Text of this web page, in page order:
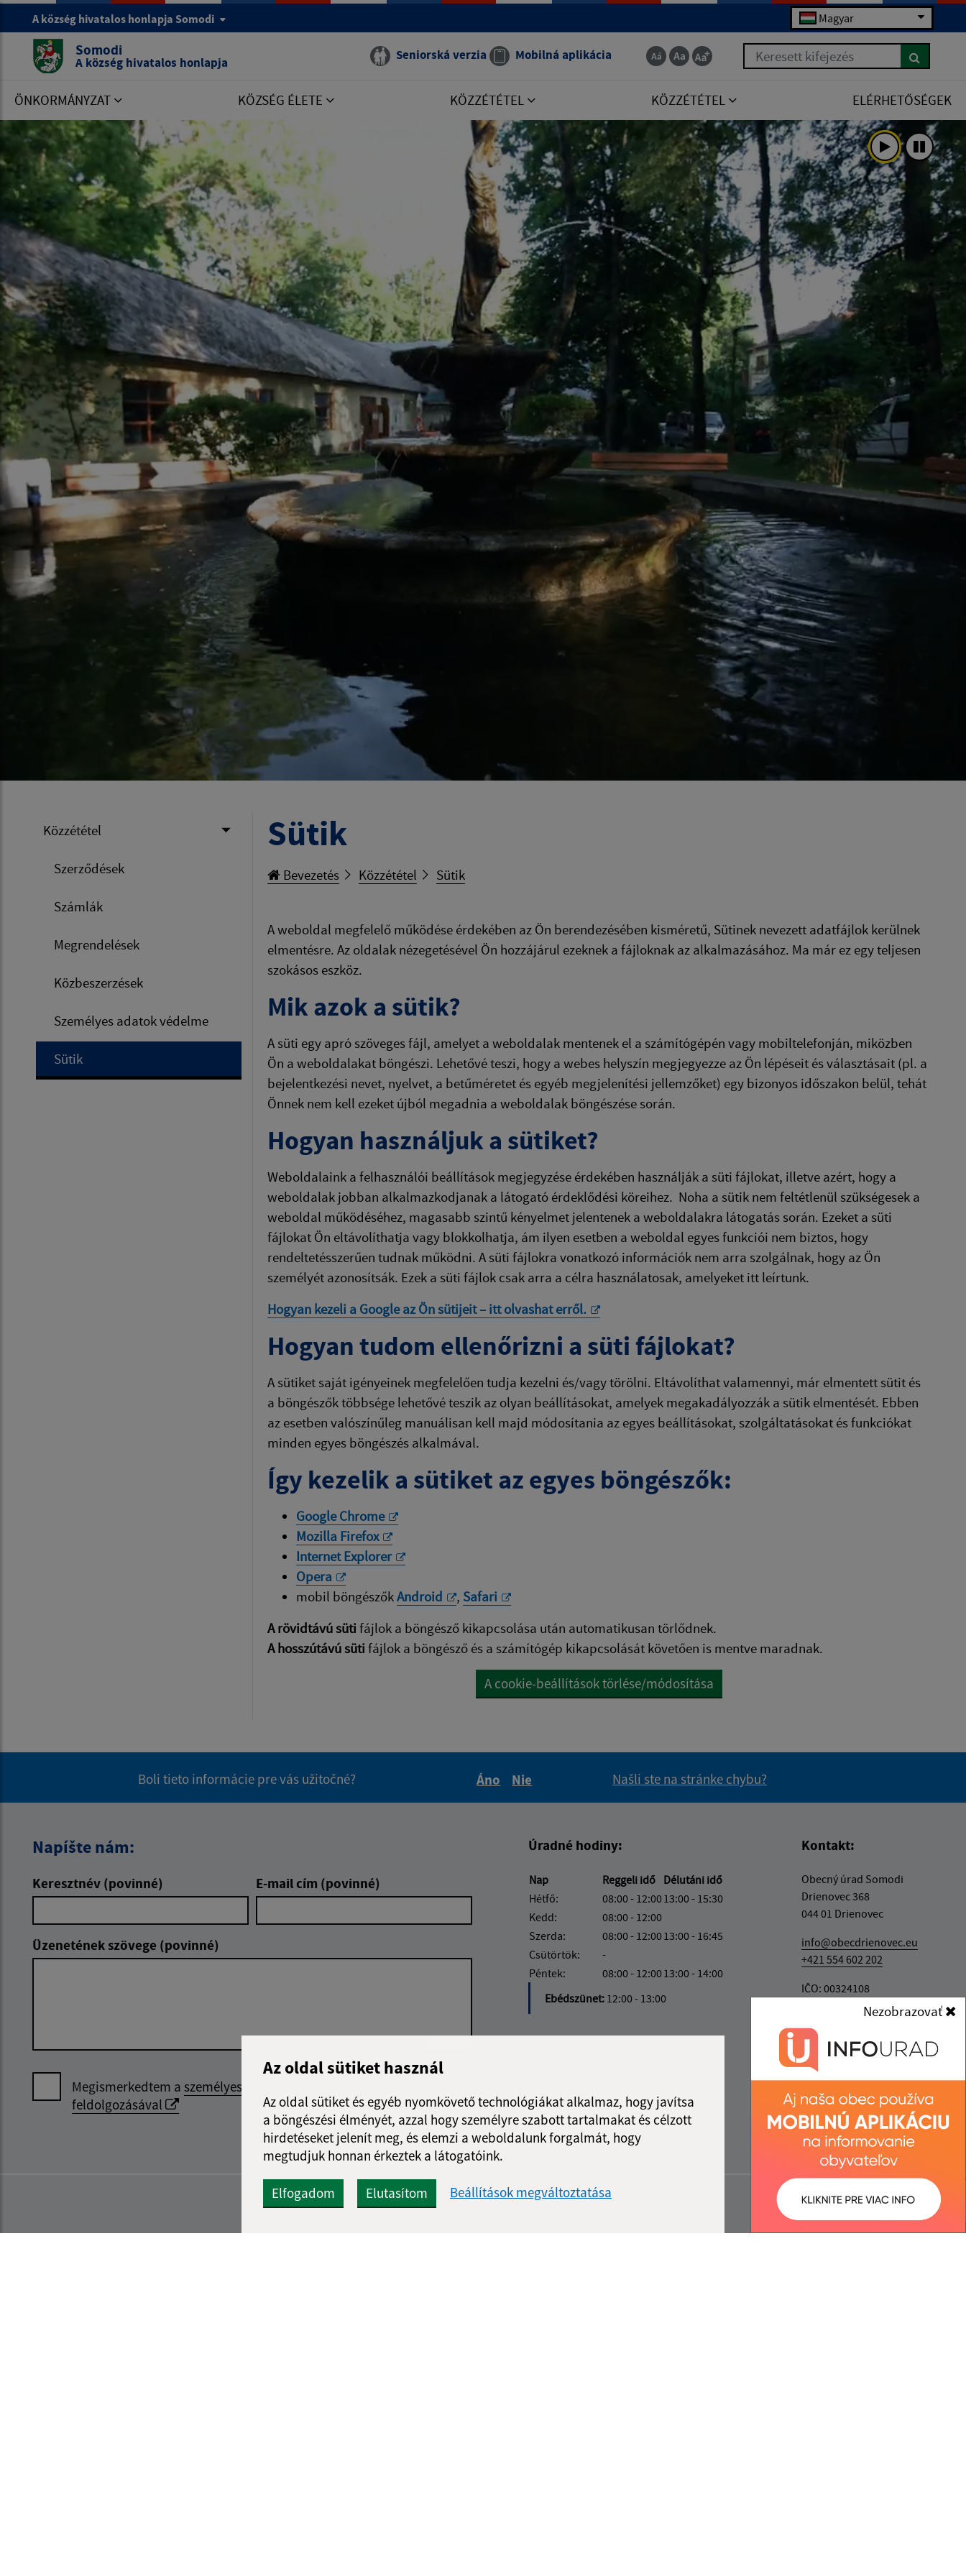
Az oldal sütiket használ
Az oldal sütiket és egyéb nyomkövető technológiákat alkalmaz, hogy javítsa
a böngészési élményét, azzal hogy személyre szabott tartalmakat és célzott
hirdetéseket jelenít meg, és elemzi a weboldalunk forgalmát, hogy
megtudjuk honnan érkeztek a látogatóink.
Elfogadom Elutasítom Beállítások megváltoztatása
Nezobrazovať
A község hivatalos honlapja Somodi Magyar
Somodi
A község hivatalos honlapja Seniorská verzia Mobilná aplikácia Keresett kifejezés
ÖNKORMÁNYZAT KÖZSÉG ÉLETE KÖZZÉTÉTEL KÖZZÉTÉTEL ELÉRHETŐSÉGEK
Közzététel
Szerződések
Számlák
Megrendelések
Közbeszerzések
Személyes adatok védelme
Sütik
Sütik
Bevezetés Közzététel Sütik
A weboldal megfelelő működése érdekében az Ön berendezésében kisméretű, Sütinek nevezett adatfájlok kerülnek
elmentésre. Az oldalak nézegetésével Ön hozzájárul ezeknek a fájloknak az alkalmazásához. Ma már ez egy teljesen
szokásos eszköz.
Mik azok a sütik?
A süti egy apró szöveges fájl, amelyet a weboldalak mentenek el a számítógépén vagy mobiltelefonján, miközben
Ön a weboldalakat böngészi. Lehetővé teszi, hogy a webes helyszín megjegyezze az Ön lépéseit és választásait (pl. a
bejelentkezési nevet, nyelvet, a betűméretet és egyéb megjelenítési jellemzőket) egy bizonyos időszakon belül, tehát
Önnek nem kell ezeket újból megadnia a weboldalak böngészése során.
Hogyan használjuk a sütiket?
Weboldalaink a felhasználói beállítások megjegyzése érdekében használják a süti fájlokat, illetve azért, hogy a
weboldalak jobban alkalmazkodjanak a látogató érdeklődési köreihez. Noha a sütik nem feltétlenül szükségesek a
weboldal működéséhez, magasabb szintű kényelmet jelentenek a weboldalakra látogatás során. Ezeket a süti
fájlokat Ön eltávolíthatja vagy blokkolhatja, ám ilyen esetben a weboldal egyes funkciói nem biztos, hogy
rendeltetésszerűen tudnak működni. A süti fájlokra vonatkozó információk nem arra szolgálnak, hogy az Ön
személyét azonosítsák. Ezek a süti fájlok csak arra a célra használatosak, amelyeket itt leírtunk.
Hogyan kezeli a Google az Ön sütijeit – itt olvashat erről.
Hogyan tudom ellenőrizni a süti fájlokat?
A sütiket saját igényeinek megfelelően tudja kezelni és/vagy törölni. Eltávolíthat valamennyi, már elmentett sütit és
a böngészők többsége lehetővé teszik az olyan beállításokat, amelyek megakadályozzák a sütik elmentését. Ebben
az esetben valószínűleg manuálisan kell majd módosítania az egyes beállításokat, szolgáltatásokat és funkciókat
minden egyes böngészés alkalmával.
Így kezelik a sütiket az egyes böngészők:
Google Chrome
Mozilla Firefox
Internet Explorer
Opera
mobil böngészőkAndroid , Safari
A rövidtávú süti fájlok a böngésző kikapcsolása után automatikusan törlődnek.
A hosszútávú süti fájlok a böngésző és a számítógép kikapcsolását követően is mentve maradnak.
A cookie-beállítások törlése/módosítása
Boli tieto informácie pre vás užitočné?
Áno
Nie
Našli ste na stránke chybu?
Napíšte nám:
Keresztnév (povinné) E-mail cím (povinné)
Üzenetének szövege (povinné)
Megismerkedtem a személyes adatok
feldolgozásával
Úradné hodiny:
Nap Reggeli idő Délutáni idő
Hétfő:
08:00 - 12:0013:00 - 15:30
Kedd:
08:00 - 12:00
Szerda:
08:00 - 12:0013:00 - 16:45
Csütörtök:
-
Péntek:
08:00 - 12:0013:00 - 14:00
Ebédszünet: 12:00 - 13:00
Kontakt:
Obecný úrad Somodi
Drienovec 368
044 01 Drienovec
info@obecdrienovec.eu
+421 554 602 202
IČO: 00324108